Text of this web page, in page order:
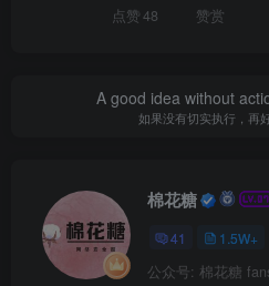
点赞48 赞赏
A good idea without
如果没有切实执行，再
棉花糖
41 1.5W+
公众号: 棉花糖